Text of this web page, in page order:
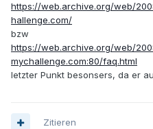
https://web.archive.org/web/
hallenge.com/
bzw
https://web.archive.org/web/
mychallenge.com:80/faq.html
letzter Punkt besonsers, da er
Zitieren